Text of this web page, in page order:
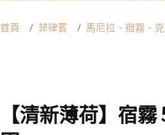
首頁 菲律賓 馬尼拉、宿霧、
【清新薄荷】宿